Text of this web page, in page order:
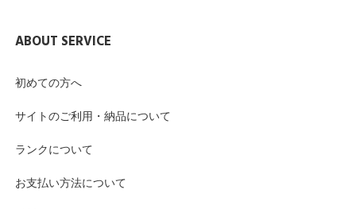
ABOUT SERVICE
初めての方へ
サイトのご利用・納品について
ランクについて
お支払い方法について